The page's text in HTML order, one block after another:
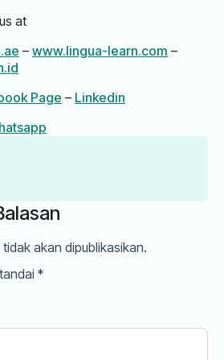
at
– www.lingua-learn.com –
Page – Linkedin
akan dipublikasikan.
*